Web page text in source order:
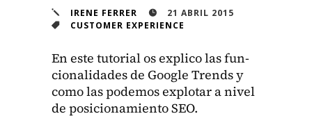
IRENE FERRER
21 ABRIL 2015
CUSTOMER EXPERIENCE
En este tuto­r­i­al os expli­co las fun­
cional­i­dades de Google Trends y
como las podemos explotar a niv­el
de posi­cionamien­to SEO.